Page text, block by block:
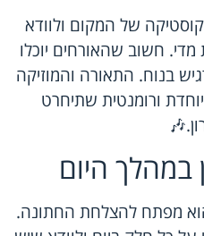
של המקום ולוודא
חשוב שהאורחים יוכלו
בנוח. התאורה והמוזיקה
ורומנטית שתיחרט
במהלך היום
הוא מפתח להצלחת החתונה.